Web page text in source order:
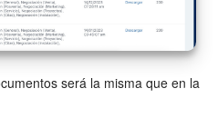
será la misma que en la